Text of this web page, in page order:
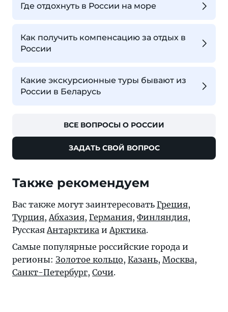
Где отдохнуть в России на море
Как получить компенсацию за отдых в
России
Какие экскурсионные туры бывают из
России в Беларусь
ВСЕ ВОПРОСЫ О РОССИИ
ЗАДАТЬ СВОЙ ВОПРОС
Также рекомендуем
Вас также могут заинтересовать Греция,
Турция, Абхазия, Германия, Финляндия,
Русская Антарктика и Арктика.
Самые популярные российские города и
регионы: Золотое кольцо, Казань, Москва,
Санкт-Петербург, Сочи.